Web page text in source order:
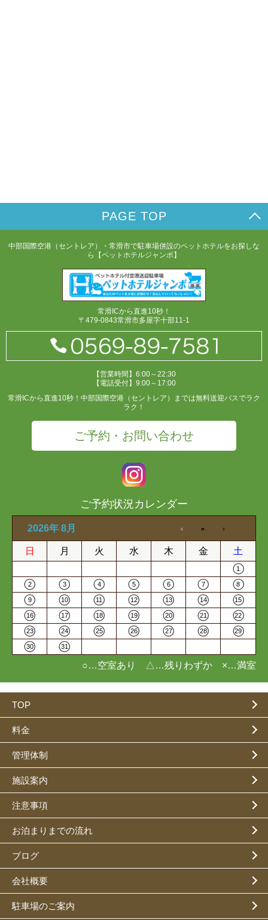
PAGE TOP
中部国際空港（セントレア）・常滑市で駐車場併設のペットホテルをお探しな
ら【ペットホテルジャンボ】
常滑ICから直進10秒！
〒479-0843常滑市多屋字十部11-1
【営業時間】6:00～22:30
【電話受付】9:00～17:00
常滑ICから直進10秒！中部国際空港（セントレア）までは無料送迎バスでラク
ラク！
ご予約・お問い合わせ
ご予約状況カレンダー
2026年 8月
日 月 火 水 木 金 土
1
2 3 4 5 6 7 8
9 10 11 12 13 14 15
16 17 18 19 20 21 22
23 24 25 26 27 28 29
30 31
○…空室あり △…残りわずか ×…満室
TOP
料金
管理体制
施設案内
注意事項
お泊まりまでの流れ
ブログ
会社概要
駐車場のご案内